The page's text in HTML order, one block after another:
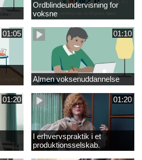
Ordblindeundervisning for
voksne
01:05 01:10
Almen voksenuddannelse
01:20 01:20
I erhvervspraktik i et
produktionsselskab.